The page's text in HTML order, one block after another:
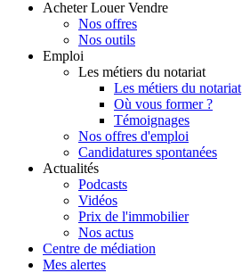
Acheter Louer Vendre
Nos offres
Nos outils
Emploi
Les métiers du notariat
Les métiers du notariat
Où vous former ?
Témoignages
Nos offres d'emploi
Candidatures spontanées
Actualités
Podcasts
Vidéos
Prix de l'immobilier
Nos actus
Centre de médiation
Mes alertes